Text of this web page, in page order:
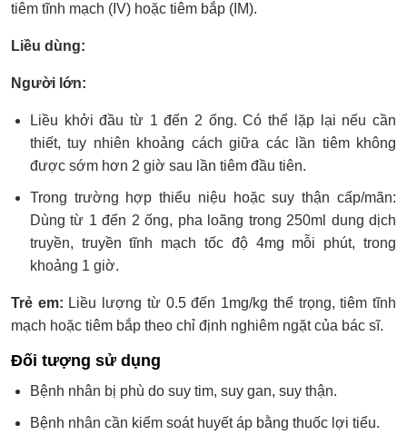
tiêm tĩnh mạch (IV) hoặc tiêm bắp (IM).
Liều dùng:
Người lớn:
Liều khởi đầu từ 1 đến 2 ống. Có thể lặp lại nếu cần
thiết, tuy nhiên khoảng cách giữa các lần tiêm không
được sớm hơn 2 giờ sau lần tiêm đầu tiên.
Trong trường hợp thiểu niệu hoặc suy thận cấp/mãn:
Dùng từ 1 đến 2 ống, pha loãng trong 250ml dung dịch
truyền, truyền tĩnh mạch tốc độ 4mg mỗi phút, trong
khoảng 1 giờ.
Trẻ em: Liều lượng từ 0.5 đến 1mg/kg thể trọng, tiêm tĩnh
mạch hoặc tiêm bắp theo chỉ định nghiêm ngặt của bác sĩ.
Đối tượng sử dụng
Bệnh nhân bị phù do suy tim, suy gan, suy thận.
Bệnh nhân cần kiểm soát huyết áp bằng thuốc lợi tiểu.